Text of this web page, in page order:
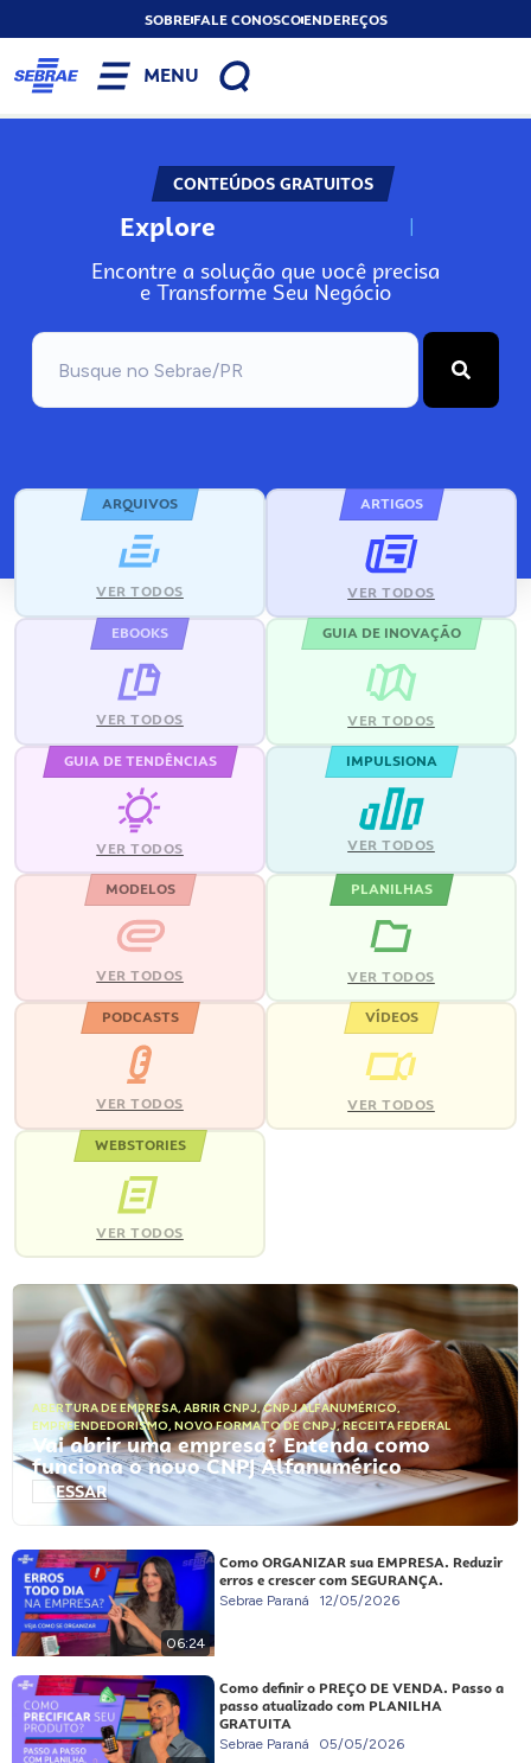
SOBREFALE CONOSCOENDEREÇOS
MENU
CONTEÚDOS GRATUITOS
Explore N
Encontre a solução que você precisa
e Transforme Seu Negócio
ARQUIVOS
VER TODOS
ARTIGOS
VER TODOS
EBOOKS
VER TODOS
GUIA DE INOVAÇÃO
VER TODOS
GUIA DE TENDÊNCIAS
VER TODOS
IMPULSIONA
VER TODOS
MODELOS
VER TODOS
PLANILHAS
VER TODOS
PODCASTS
VER TODOS
VÍDEOS
VER TODOS
WEBSTORIES
VER TODOS
ABERTURA DE EMPRESA, ABRIR CNPJ,CNPJ ALFANUMÉRICO,
EMPREENDEDORISMO, NOVO FORMATO DE CNPJ,RECEITA FEDERAL
Vai abrir uma empresa? Entenda como
funciona o novo CNPJ Alfanumérico
ACESSAR
06:24
Como ORGANIZAR sua EMPRESA. Reduzir
erros e crescer com SEGURANÇA.
Sebrae Paraná 12/05/2026
Como definir o PREÇO DE VENDA. Passo a
passo atualizado com PLANILHA
GRATUITA
Sebrae Paraná 05/05/2026